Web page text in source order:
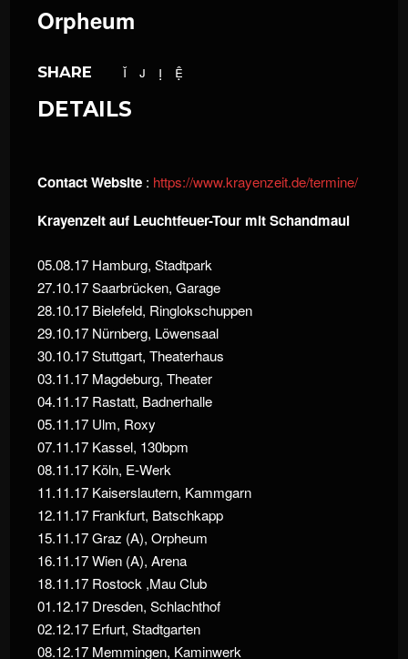
Orpheum
SHARE
DETAILS
Contact Website : https://www.krayenzeit.de/termine/
Krayenzeit auf Leuchtfeuer-Tour mit Schandmaul
05.08.17 Hamburg, Stadtpark
27.10.17 Saarbrücken, Garage
28.10.17 Bielefeld, Ringlokschuppen
29.10.17 Nürnberg, Löwensaal
30.10.17 Stuttgart, Theaterhaus
03.11.17 Magdeburg, Theater
04.11.17 Rastatt, Badnerhalle
05.11.17 Ulm, Roxy
07.11.17 Kassel, 130bpm
08.11.17 Köln, E-Werk
11.11.17 Kaiserslautern, Kammgarn
12.11.17 Frankfurt, Batschkapp
15.11.17 Graz (A), Orpheum
16.11.17 Wien (A), Arena
18.11.17 Rostock ,Mau Club
01.12.17 Dresden, Schlachthof
02.12.17 Erfurt, Stadtgarten
08.12.17 Memmingen, Kaminwerk